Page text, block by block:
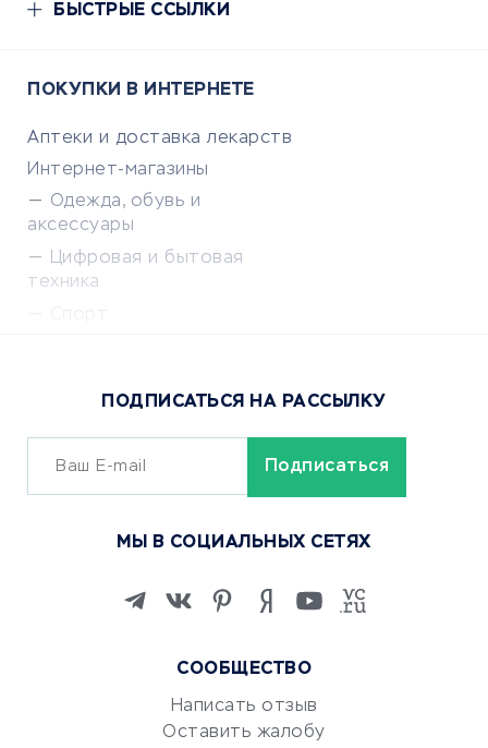
БЫСТРЫЕ ССЫЛКИ
ПОКУПКИ В ИНТЕРНЕТЕ
Аптеки и доставка лекарств
Интернет-магазины
Одежда, обувь и
аксессуары
Цифровая и бытовая
техника
Сервисы доставки
ОБУЧЕНИЕ И РАБОТА
Изучение иностранных
Маркетинг и продажи
Репетиторство
Красота и здоровье
СООБЩЕСТВО
Написать отзыв
Оставить жалобу
ПОДПИСАТЬСЯ НА РАССЫЛКУ
МЫ В СОЦИАЛЬНЫХ СЕТЯХ